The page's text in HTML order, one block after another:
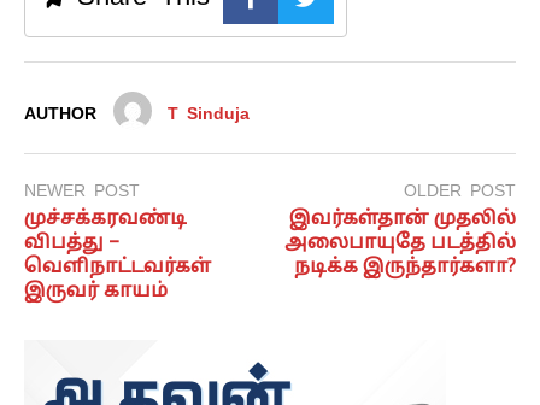
AUTHOR T Sinduja
NEWER POST
முச்சக்கரவண்டி
விபத்து –
வெளிநாட்டவர்கள்
இருவர் காயம்
OLDER POST
இவர்கள்தான் முதலில்
அலைபாயுதே படத்தில்
நடிக்க இருந்தார்களா?